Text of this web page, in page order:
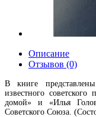
Описание
Отзывов (0)
В книге
известного
домой» и «Илья
Советского Союза.